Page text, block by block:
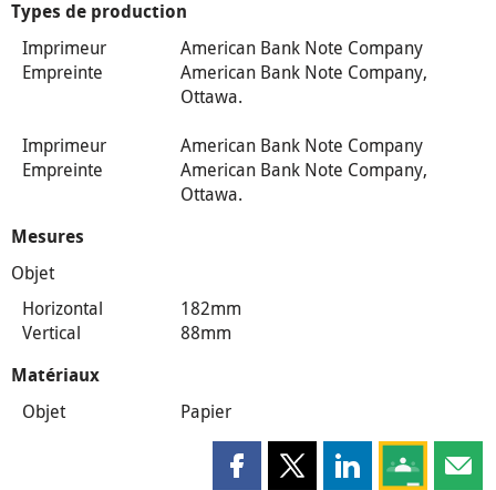
Types de production
Imprimeur
American Bank Note Company
Empreinte
American Bank Note Company,
Ottawa.
Imprimeur
American Bank Note Company
Empreinte
American Bank Note Company,
Ottawa.
Mesures
Objet
Horizontal
182mm
Vertical
88mm
Matériaux
Objet Papier
Partager cette page sur
Partager cette page sur X
Partager cette
Partagez